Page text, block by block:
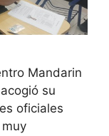
Mandarin
su
oficiales